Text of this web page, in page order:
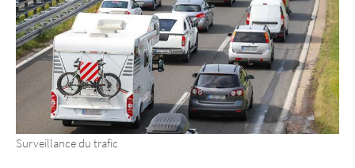
Surveillance du trafic